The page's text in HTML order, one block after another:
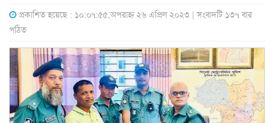
প্রকাশিত হয়েছে : ১০:০৭:৫৫,অপরাহ্ন ২৬ এপ্রিল ২০২৩ | সংবাদটি ১৩৭ বার
পঠিত